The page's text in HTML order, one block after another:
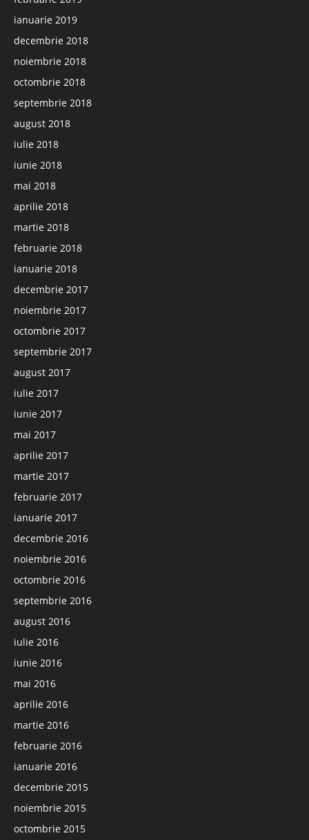
ianuarie 2019
decembrie 2018
noiembrie 2018
octombrie 2018
septembrie 2018
august 2018
iulie 2018
iunie 2018
mai 2018
aprilie 2018
martie 2018
februarie 2018
ianuarie 2018
decembrie 2017
noiembrie 2017
octombrie 2017
septembrie 2017
august 2017
iulie 2017
iunie 2017
mai 2017
aprilie 2017
martie 2017
februarie 2017
ianuarie 2017
decembrie 2016
noiembrie 2016
octombrie 2016
septembrie 2016
august 2016
iulie 2016
iunie 2016
mai 2016
aprilie 2016
martie 2016
februarie 2016
ianuarie 2016
decembrie 2015
noiembrie 2015
octombrie 2015